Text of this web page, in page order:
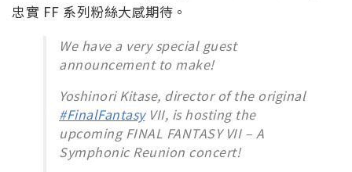
忠實 FF 系列粉絲大感期待。
We have a very special guest
announcement to make!
Yoshinori Kitase, director of the original
#FinalFantasyVII, is hosting the
upcoming FINAL FANTASY VII – A
Symphonic Reunion concert!